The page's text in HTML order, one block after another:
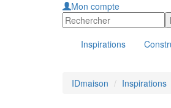
Mon compte
Inspirations
IDmaison Inspirations